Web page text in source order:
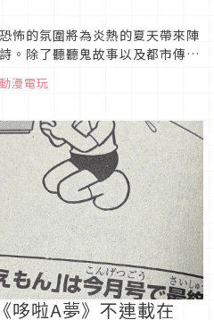
怖的氛圍將為炎熱的夏天帶來陣
。除了聽聽鬼故事以及都市傳說
，一起來看看日本公司這一年
動漫電玩
哆啦A夢》不連載在